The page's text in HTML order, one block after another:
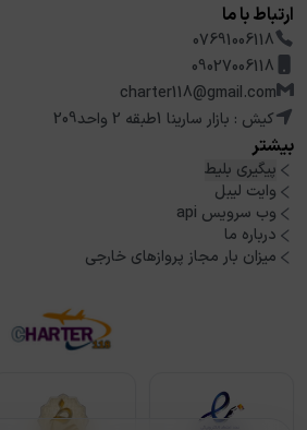
ارتباط با ما
07691006118
09027006118
charter118@gmail.com
کیش : بازار سارینا 1طبقه 2 واحد209
بیشتر
پیگیری بلیط
وایت لیبل
وب سرویس api
درباره ما
میزان بار مجاز پروازهای خارجی